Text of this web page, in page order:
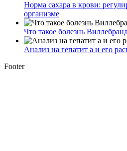
Норма сахара в крови:
организме
Что такое болезнь
Анализ на гепатит а и его
Footer